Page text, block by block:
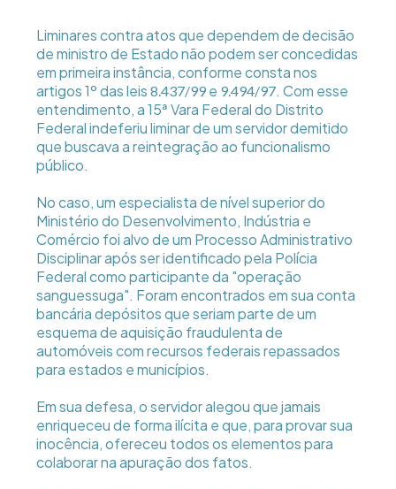
Liminares contra atos que dependem de decisão
de ministro de Estado não podem ser concedidas
em primeira instância, conforme consta nos
artigos 1º das leis 8.437/99 e 9.494/97. Com esse
entendimento, a 15ª Vara Federal do Distrito
Federal indeferiu liminar de um servidor demitido
que buscava a reintegração ao funcionalismo
público.
No caso, um especialista de nível superior do
Ministério do Desenvolvimento, Indústria e
Comércio foi alvo de um Processo Administrativo
Disciplinar após ser identificado pela Polícia
Federal como participante da "operação
sanguessuga". Foram encontrados em sua conta
bancária depósitos que seriam parte de um
esquema de aquisição fraudulenta de
automóveis com recursos federais repassados
para estados e municípios.
Em sua defesa, o servidor alegou que jamais
enriqueceu de forma ilícita e que, para provar sua
inocência, ofereceu todos os elementos para
colaborar na apuração dos fatos.